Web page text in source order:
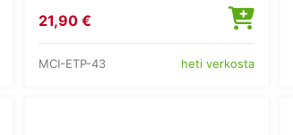
21,90 €
MCI-ETP-43 heti verkosta